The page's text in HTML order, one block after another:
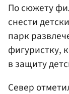
По сюжету
снести
парк
фигуристку,
в защиту
Север